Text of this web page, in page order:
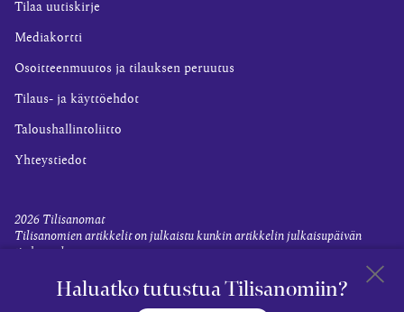
Tilaa uutiskirje
Mediakortti
Osoitteenmuutos ja tilauksen peruutus
Tilaus- ja käyttöehdot
Taloushallintoliitto
Yhteystiedot
2026 Tilisanomat
Tilisanomien artikkelit on julkaistu kunkin artikkelin julkaisupäivän
tiedon valossa.
EvästevalinnatHaluatko tutustua Tilisanomiin?